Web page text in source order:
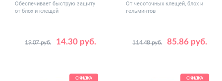
Обеспечивает быструю защиту
от блох и клещей
14.30 руб.
19.07 руб.
От чесоточных клещей, блох и
гельминтов
85.86 руб.
114.48 руб.
Вес
до 4 (3 пипетки)
СКИДКА СКИДКА